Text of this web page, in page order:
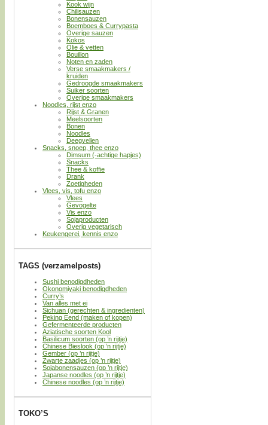
Kook wijn
Chilisauzen
Bonensauzen
Boemboes & Currypasta
Overige sauzen
Kokos
Olie & vetten
Bouillon
Noten en zaden
Verse smaakmakers /
kruiden
Gedroogde smaakmakers
Suiker soorten
Overige smaakmakers
Noodles, rijst enzo
Rijst & Granen
Meelsoorten
Bonen
Noodles
Deegvellen
Snacks, snoep, thee enzo
Dimsum (-achtige hapjes)
Snacks
Thee & koffie
Drank
Zoetigheden
Vlees, vis, tofu enzo
Vlees
Gevogelte
Vis enzo
Sojaproducten
Overig vegetarisch
Keukengerei, kennis enzo
TAGS (verzamelposts)
Sushi benodigdheden
Okonomiyaki benodigdheden
Curry’s
Van alles met ei
Sichuan (gerechten & ingredienten)
Peking Eend (maken of kopen)
Gefermenteerde producten
Aziatische soorten Kool
Basilicum soorten (op ’n rijtje)
Chinese Bieslook (op ’n rijtje)
Gember (op ’n rijtje)
Zwarte zaadjes (op ’n rijtje)
Sojabonensauzen (op ’n rijtje)
Japanse noodles (op ’n rijtje)
Chinese noodles (op ’n rijtje)
TOKO’S